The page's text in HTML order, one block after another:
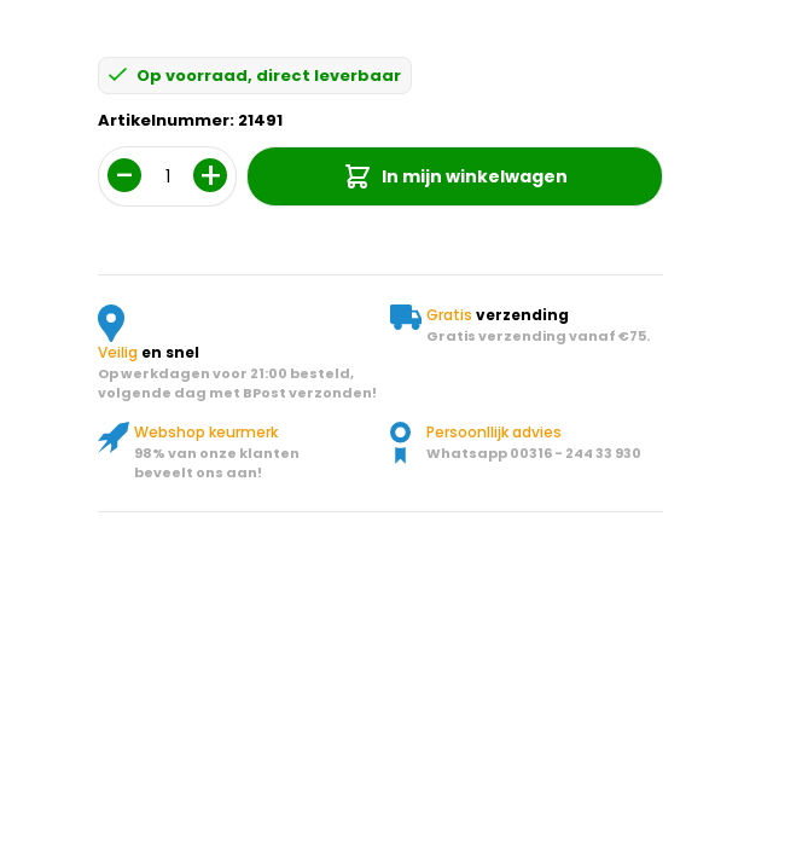
Op voorraad, direct leverbaar
Artikelnummer: 21491
Aantal
In mijn winkelwagen
Veilig en snel
Op werkdagen voor 21:00 besteld,
volgende dag met BPost verzonden!
Gratis verzending
Gratis verzending vanaf €75.
Webshop keurmerk
98% van onze klanten
beveelt ons aan!
Persoonllijk advies
Whatsapp 00316 - 244 33 930